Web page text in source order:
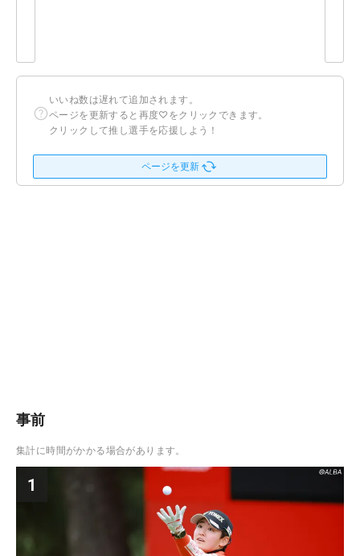
いいね数は遅れて追加されます。
ページを更新すると再度♡をクリックできます。
クリックして推し選手を応援しよう！
ページを更新
事前
集計に時間がかかる場合があります。
1